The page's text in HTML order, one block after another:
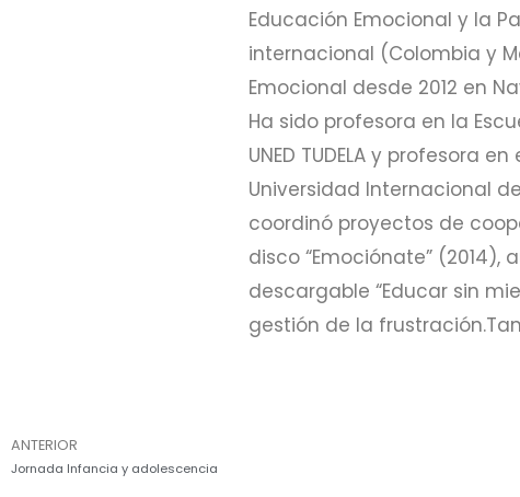
Educación Emocional y la
internacional (Colombia y
Emocional desde 2012 en
Ha sido profesora en la
UNED TUDELA y profesora
Universidad Internacional
coordinó proyectos de
disco “Emociónate” (2014),
descargable “Educar sin
gestión de la
ANTERIOR
Jornada Infancia y adolescencia